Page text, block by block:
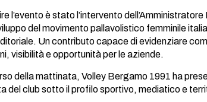
l’evento è stato l’intervento
del movimento pallavolistico femminile
Un contributo capace di evidenziare
visibilità e opportunità per le aziende.
della mattinata, Volley Bergamo 1991 ha
del club sotto il profilo sportivo, mediatico e